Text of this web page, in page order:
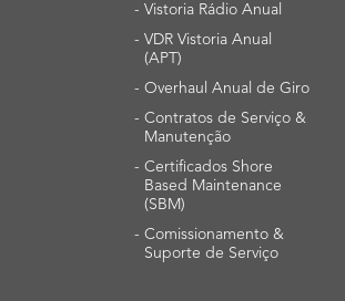
- Vistoria Rádio Anual
- VDR Vistoria Anual
(APT)
- Overhaul Anual de Giro
- Contratos de Serviço &
Manutenção
- Certificados Shore
Based Maintenance
(SBM)
- Comissionamento &
Suporte de Serviço